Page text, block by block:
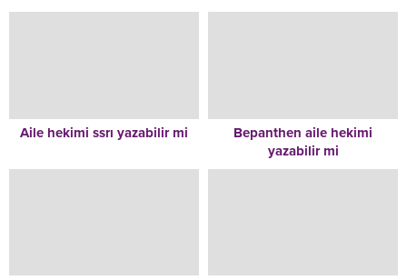
Aile hekimi ssrı yazabilir mi
Bepanthen aile hekimi
yazabilir mi